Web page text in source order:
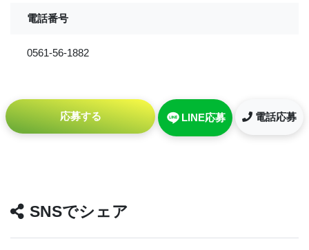
電話番号
0561-56-1882
応募する LINE応募 電話応募
SNSでシェア